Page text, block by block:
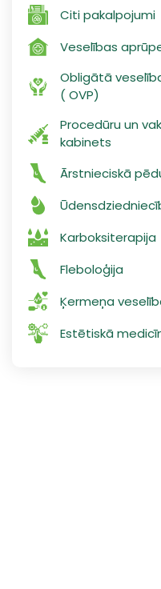
Citi pakalpojumi
Veselības
Obligātā
( OVP)
Procedūru un
kabinets
Ārstnieciskā
Karboksiterapija
Fleboloģija
Ķermeņa
Estētiskā